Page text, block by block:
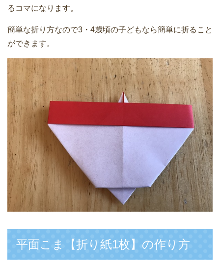
るコマになります。
簡単な折り方なので3・4歳頃の子どもなら簡単に折ること
ができます。
平面こま【折り紙1枚】の作り方